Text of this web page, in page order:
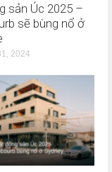
sản Úc 2025 –
sẽ bùng nổ ở
2024